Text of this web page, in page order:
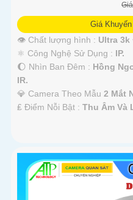
Giá
👁 Chất lượng hình : Ultra 3k
⚛️ Công Nghệ Sử Dụng : IP.
🌔 Nhìn Ban Đêm : Hồng
IR.
💎 Camera Theo Mẫu 2 Mắt
️₤ Điểm Nỗi Bật : Thu Âm Và